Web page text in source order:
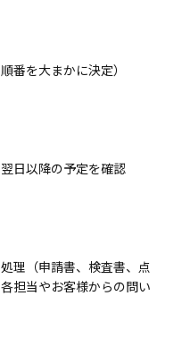
番を大まかに決定）
日以降の予定を確認
理（申請書、検査書、点
担当やお客様からの問い